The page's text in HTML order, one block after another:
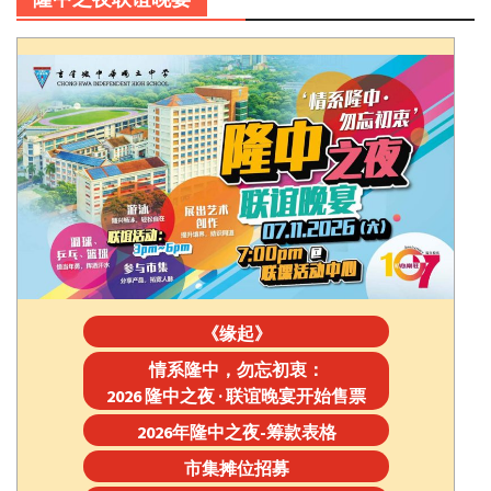
《缘起》
情系隆中，勿忘初衷：
2026 隆中之夜 · 联谊晚宴开始售票
2026年隆中之夜-筹款表格
市集摊位招募